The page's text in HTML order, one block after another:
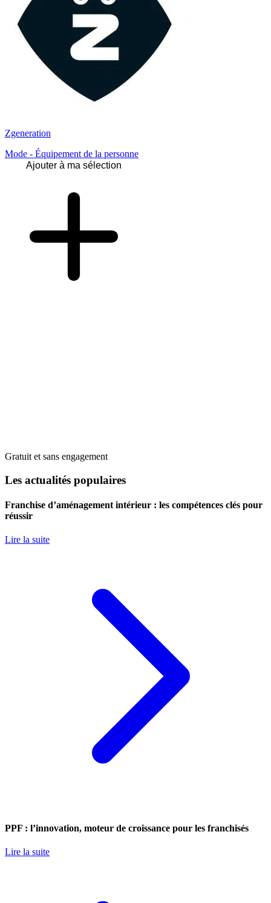
Zgeneration
Mode - Équipement de la personne
Ajouter à ma sélection
Gratuit et sans engagement
Les actualités populaires
Franchise d’aménagement intérieur : les compétences clés pour
réussir
Lire la suite
PPF : l’innovation, moteur de croissance pour les franchisés
Lire la suite